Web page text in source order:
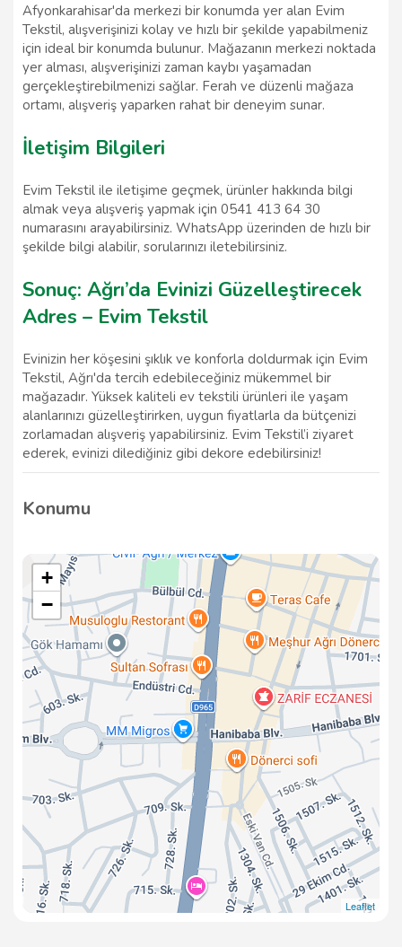
Afyonkarahisar'da merkezi bir konumda yer alan Evim
Tekstil, alışverişinizi kolay ve hızlı bir şekilde yapabilmeniz
için ideal bir konumda bulunur. Mağazanın merkezi noktada
yer alması, alışverişinizi zaman kaybı yaşamadan
gerçekleştirebilmenizi sağlar. Ferah ve düzenli mağaza
ortamı, alışveriş yaparken rahat bir deneyim sunar.
İletişim Bilgileri
Evim Tekstil ile iletişime geçmek, ürünler hakkında bilgi
almak veya alışveriş yapmak için 0541 413 64 30
numarasını arayabilirsiniz. WhatsApp üzerinden de hızlı bir
şekilde bilgi alabilir, sorularınızı iletebilirsiniz.
Sonuç: Ağrı’da Evinizi Güzelleştirecek
Adres – Evim Tekstil
Evinizin her köşesini şıklık ve konforla doldurmak için Evim
Tekstil, Ağrı'da tercih edebileceğiniz mükemmel bir
mağazadır. Yüksek kaliteli ev tekstili ürünleri ile yaşam
alanlarınızı güzelleştirirken, uygun fiyatlarla da bütçenizi
zorlamadan alışveriş yapabilirsiniz. Evim Tekstil’i ziyaret
ederek, evinizi dilediğiniz gibi dekore edebilirsiniz!
Konumu
+
−
Leaflet